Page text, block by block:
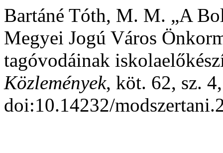
Bartáné Tóth, M. M. „A
Megyei Jogú Város
tagóvodáinak
Közlemények, köt. 62, sz.
doi:10.14232/